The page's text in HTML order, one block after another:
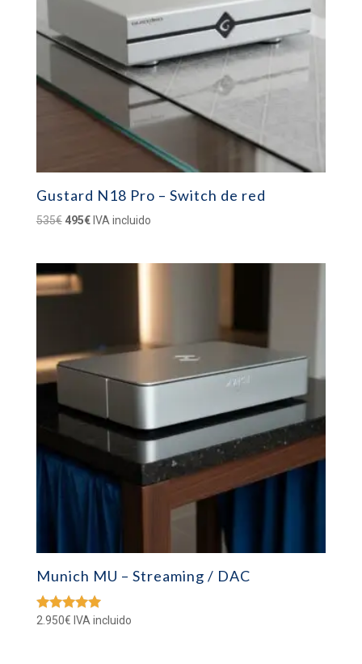
Gustard N18 Pro – Switch de red
535€ El
era:
535€.
495€ElIVA incluido
Munich MU – Streaming / DAC
Valorado
2.950€ IVA incluido